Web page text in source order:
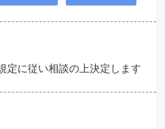
に従い相談の上決定します